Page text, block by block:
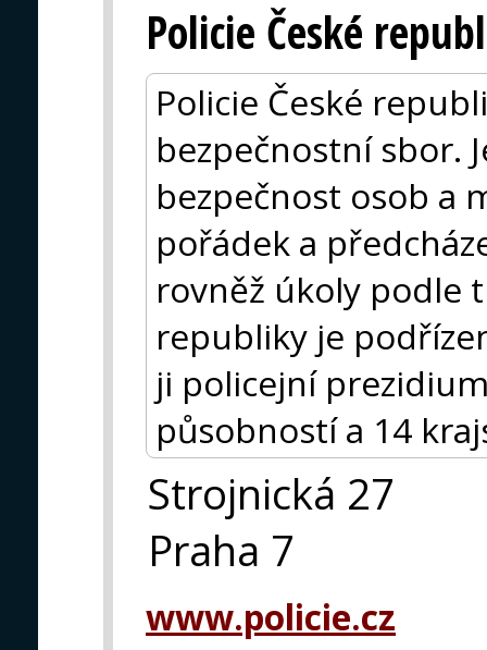
Policie České
Policie České
bezpečnostní sbor.
bezpečnost osob a
pořádek a
rovněž úkoly podle
republiky je
ji policejní
působností a 14
Strojnická 27
Praha 7
www.policie.cz